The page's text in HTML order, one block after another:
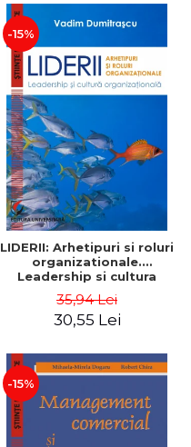
-15%
LIDERII: Arhetipuri si roluri
organizationale.
Leadership si cultura
Dumitrascu
35,94 Lei
30,55 Lei
-15%